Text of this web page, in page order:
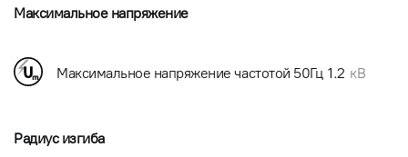
Максимальное напряжение
Максимальное напряжение частотой 50Гц 1.2 кВ
Радиус изгиба